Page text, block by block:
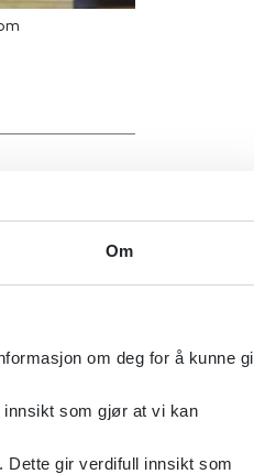
Om
om deg for å kunne gi
som gjør at vi kan
Dette gir verdifull innsikt som
behov
opplever